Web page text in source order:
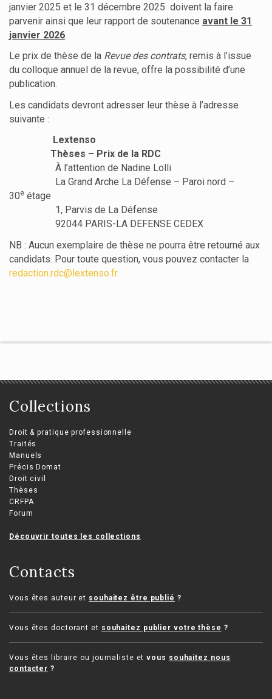
janvier 2025 et le 31 décembre 2025 doivent la faire
parvenir ainsi que leur rapport de soutenance avant le 31
janvier 2026.
Le prix de thèse de la Revue des contrats, remis à l’issue
du colloque annuel de la revue, offre la possibilité d’une
publication.
Les candidats devront adresser leur thèse à l’adresse
suivante :
Lextenso
Thèses – Prix de la RDC
À l’attention de Nadine Lolli
La Grand Arche La Défense – Paroi nord –
30e étage
1, Parvis de La Défense
92044 PARIS-LA DEFENSE CEDEX
NB : Aucun exemplaire de thèse ne pourra être retourné aux
candidats. Pour toute question, vous pouvez contacter la
redaction.rdc@lextenso.fr
Collections
Droit & pratique professionnelle
Traités
Manuels
Précis Domat
Droit civil
Thèses
CRFPA
Forum
Découvrir toutes les collections
Contacts
Vous êtes auteur et souhaitez être publié ?
Vous êtes doctorant et souhaitez publier votre thèse ?
Vous êtes libraire ou journaliste etvous souhaitez nous
contacter ?